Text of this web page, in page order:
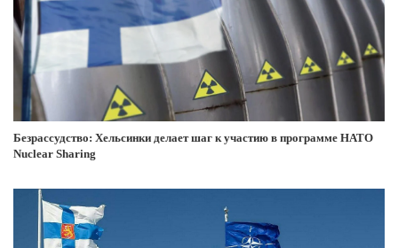
Безрассудство: Хельсинки делает шаг к участию в программе НАТО
Nuclear Sharing